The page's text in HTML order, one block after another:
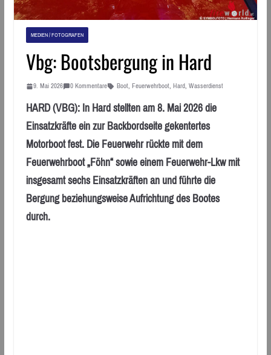
MEDIEN / FOTOGRAFEN
Vbg: Bootsbergung in Hard
9. Mai 2026 0 Kommentare Boot, Feuerwehrboot, Hard, Wasserdienst
HARD (VBG): In Hard stellten am 8. Mai 2026 die
Einsatzkräfte ein zur Backbordseite gekentertes
Motorboot fest. Die Feuerwehr rückte mit dem
Feuerwehrboot „Föhn“ sowie einem Feuerwehr-Lkw mit
insgesamt sechs Einsatzkräften an und führte die
Bergung beziehungsweise Aufrichtung des Bootes
durch.